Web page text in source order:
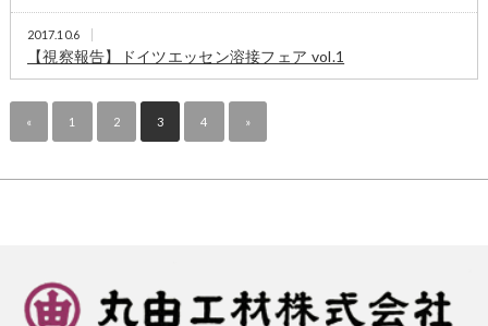
2017.10.6
【視察報告】ドイツエッセン溶接フェア vol.1
« 1 2 3 4 »